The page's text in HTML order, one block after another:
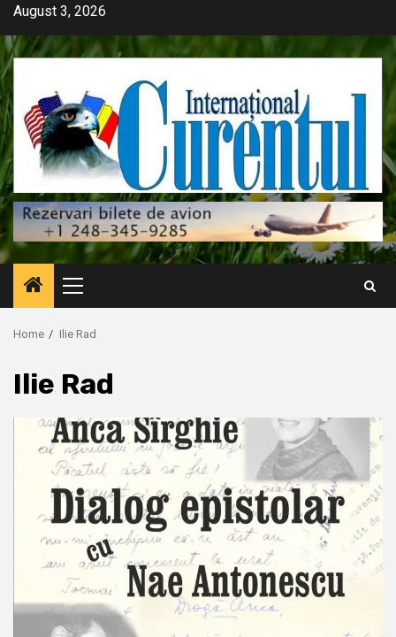
Skip
content
August 3, 2026
Primary
Menu
Home Ilie Rad
Ilie Rad